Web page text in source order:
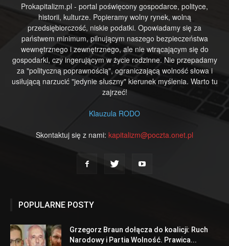
Prokapitalizm.pl - portal poświęcony gospodarce, polityce,
historii, kulturze. Popieramy wolny rynek, wolną
przedsiębiorczość, niskie podatki. Opowiadamy się za
państwem minimum, pilnującym naszego bezpieczeństwa
wewnętrznego i zewnętrznego, ale nie wtrącającym się do
gospodarki, czy ingerującym w życie rodzinne. Nie przepadamy
za "polityczną poprawnością", ograniczającą wolność słowa i
usiłującą narzucić "jedynie słuszny" kierunek myślenia. Warto tu
zajrzeć!
Klauzula RODO
Skontaktuj się z nami: kapitalizm@poczta.onet.pl
POPULARNE POSTY
Grzegorz Braun dołącza do koalicji: Ruch
Narodowy i Partia Wolność. Prawica...